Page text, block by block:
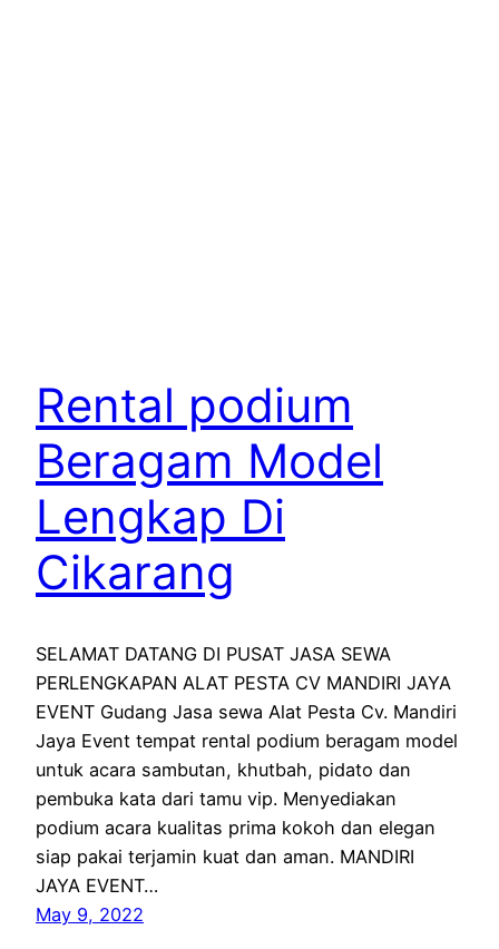
Rental podium
Beragam Model
Lengkap Di
Cikarang
SELAMAT DATANG DI PUSAT JASA SEWA
PERLENGKAPAN ALAT PESTA CV MANDIRI JAYA
EVENT Gudang Jasa sewa Alat Pesta Cv. Mandiri
Jaya Event tempat rental podium beragam model
untuk acara sambutan, khutbah, pidato dan
pembuka kata dari tamu vip. Menyediakan
podium acara kualitas prima kokoh dan elegan
siap pakai terjamin kuat dan aman. MANDIRI
JAYA EVENT…
May 9, 2022